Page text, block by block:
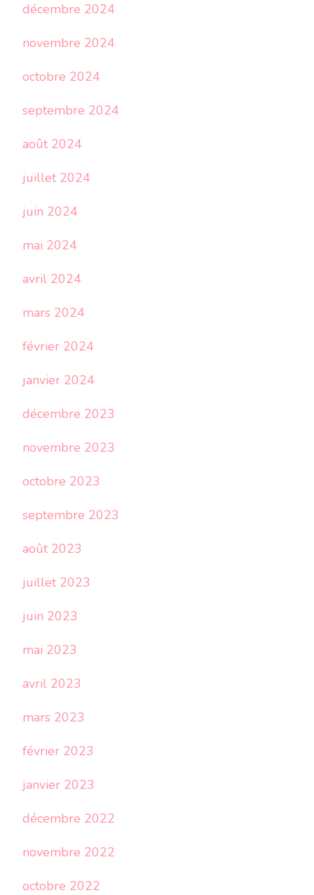
décembre 2024
novembre 2024
octobre 2024
septembre 2024
août 2024
juillet 2024
juin 2024
mai 2024
avril 2024
mars 2024
février 2024
janvier 2024
décembre 2023
novembre 2023
octobre 2023
septembre 2023
août 2023
juillet 2023
juin 2023
mai 2023
avril 2023
mars 2023
février 2023
janvier 2023
décembre 2022
novembre 2022
octobre 2022